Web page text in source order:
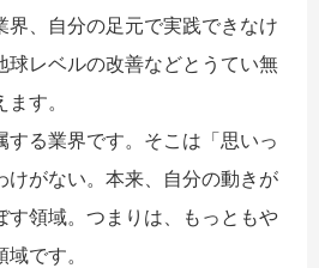
、自分の足元で実践できなけ
球レベルの改善などとうてい無
す。
る業界です。そこは「思いっ
けがない。本来、自分の動きが
す領域。つまりは、もっともや
です。